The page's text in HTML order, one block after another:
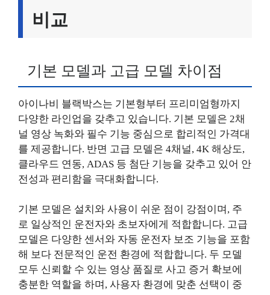
비교
기본 모델과 고급 모델 차이점
아이나비 블랙박스는 기본형부터 프리미엄형까지
다양한 라인업을 갖추고 있습니다. 기본 모델은 2채
널 영상 녹화와 필수 기능 중심으로 합리적인 가격대
를 제공합니다. 반면 고급 모델은 4채널, 4K 해상도,
클라우드 연동, ADAS 등 첨단 기능을 갖추고 있어 안
전성과 편리함을 극대화합니다.
기본 모델은 설치와 사용이 쉬운 점이 강점이며, 주
로 일상적인 운전자와 초보자에게 적합합니다. 고급
모델은 다양한 센서와 자동 운전자 보조 기능을 포함
해 보다 전문적인 운전 환경에 적합합니다. 두 모델
모두 신뢰할 수 있는 영상 품질로 사고 증거 확보에
충분한 역할을 하며, 사용자 환경에 맞춘 선택이 중